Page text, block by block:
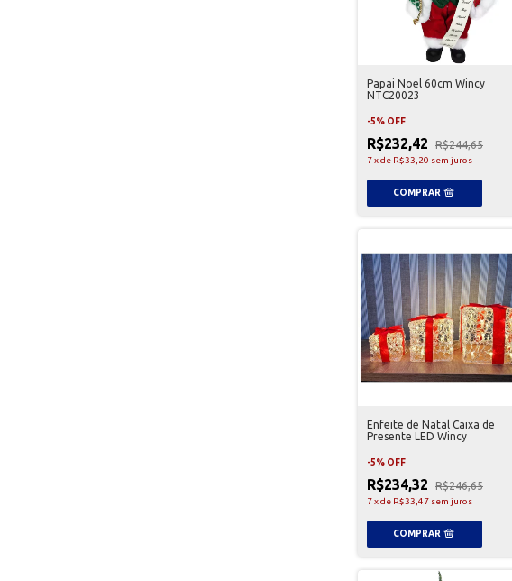
Papai Noel 60cm Wincy
NTC20023
-5% OFF
R$232,42 R$244,65
7xde R$33,20 sem juros
Enfeite de Natal Caixa de
Presente LED Wincy
-5% OFF
R$234,32 R$246,65
7xde R$33,47 sem juros